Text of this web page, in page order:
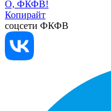
О, ФКФВ!
Копирайт
соцсети ФКФВ